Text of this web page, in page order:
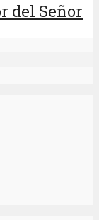
del Señor